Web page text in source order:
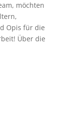
möchten
Opis für die
Über die